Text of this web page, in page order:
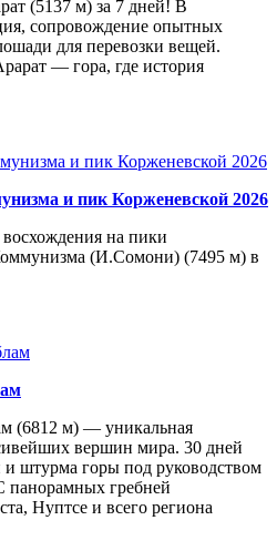
(5137 м) за 7 дней! В
сопровождение опытных
для перевозки вещей.
— гора, где история
и пик Корженевской 2026
на пики
(И.Сомони) (7495 м) в
(6812 м) — уникальная
вершин мира. 30 дней
и штурма горы под руководством
гребней
Нуптсе и всего региона